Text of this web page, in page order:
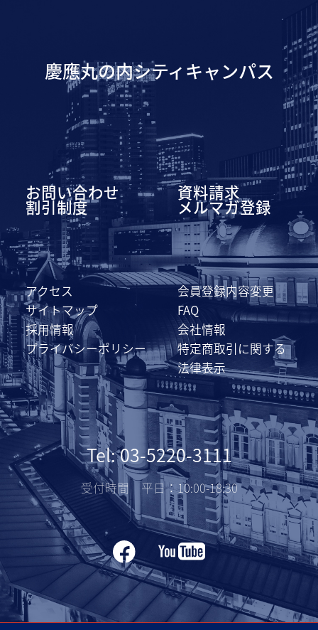
慶應丸の内シティキャンパス
お問い合わせ 資料請求
割引制度 メルマガ登録
アクセス
会員登録内容変更
サイトマップ
FAQ
採用情報
会社情報
プライバシーポリシー
特定商取引に関する
法律表示
Tel: 03-5220-3111
受付時間 平日：10:00-18:30